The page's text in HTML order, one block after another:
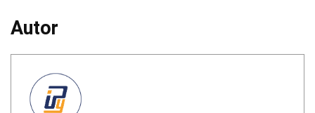
Autor